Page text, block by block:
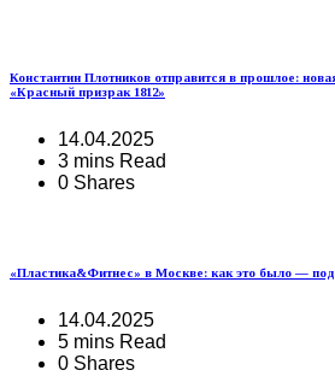
Константин Плотников отправится в прошлое:
«Красный призрак 1812»
14.04.2025
3 mins Read
0 Shares
«Пластика&Фитнес» в Москве: как это было —
14.04.2025
5 mins Read
0 Shares